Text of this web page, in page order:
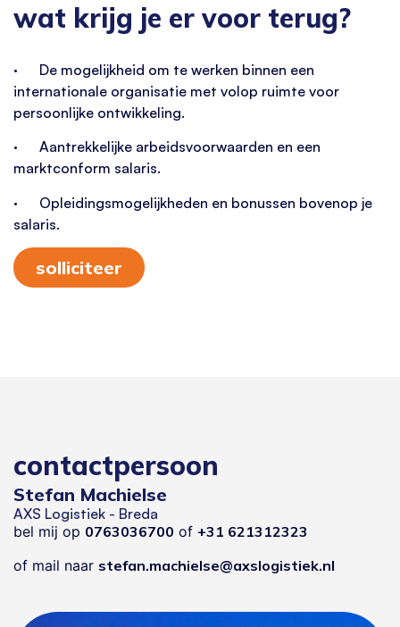
wat krijg je er voor terug?
· De mogelijkheid om te werken binnen een
internationale organisatie met volop ruimte voor
persoonlijke ontwikkeling.
· Aantrekkelijke arbeidsvoorwaarden en een
marktconform salaris.
· Opleidingsmogelijkheden en bonussen bovenop je
salaris.
solliciteer
contactpersoon
Stefan Machielse
AXS Logistiek - Breda
bel mij op 0763036700 of +31 621312323
of mail naar stefan.machielse@axslogistiek.nl